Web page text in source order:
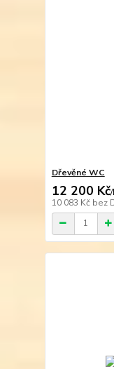
Dřevěné WC
12 200 Kč/
10 083 Kč bez